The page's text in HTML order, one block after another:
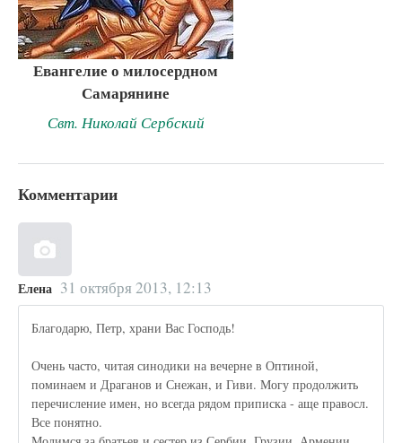
Евангелие о милосердном
Самарянине
Свт. Николай Сербский
Комментарии
Елена 31 октября 2013, 12:13
Благодарю, Петр, храни Вас Господь!
Очень часто, читая синодики на вечерне в Оптиной,
поминаем и Драганов и Снежан, и Гиви. Могу продолжить
перечисление имен, но всегда рядом приписка - аще правосл.
Все понятно.